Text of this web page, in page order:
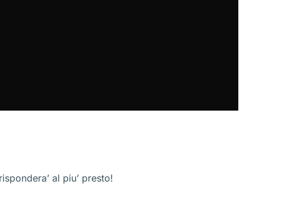
al piu’ presto!